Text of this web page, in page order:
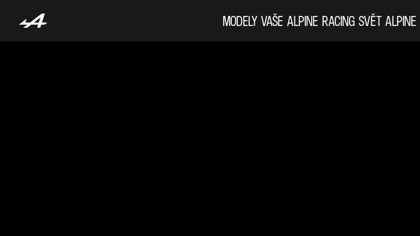
MODELY VAŠE ALPINE RACING SVĚT ALPINE